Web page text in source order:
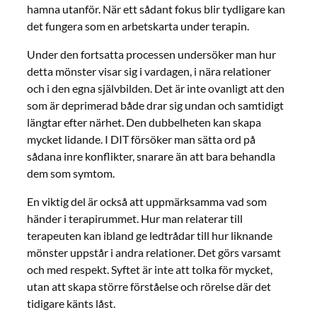
hamna utanför. När ett sådant fokus blir tydligare kan
det fungera som en arbetskarta under terapin.
Under den fortsatta processen undersöker man hur
detta mönster visar sig i vardagen, i nära relationer
och i den egna självbilden. Det är inte ovanligt att den
som är deprimerad både drar sig undan och samtidigt
längtar efter närhet. Den dubbelheten kan skapa
mycket lidande. I DIT försöker man sätta ord på
sådana inre konflikter, snarare än att bara behandla
dem som symtom.
En viktig del är också att uppmärksamma vad som
händer i terapirummet. Hur man relaterar till
terapeuten kan ibland ge ledtrådar till hur liknande
mönster uppstår i andra relationer. Det görs varsamt
och med respekt. Syftet är inte att tolka för mycket,
utan att skapa större förståelse och rörelse där det
tidigare känts låst.